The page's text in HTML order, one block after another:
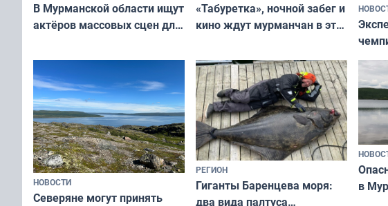
В Мурманской области ищут
актёров массовых сцен для
короткометражном фильме
«Табуретка», ночной забег и
кино ждут мурманчан в эти
НОВОСТИ
Северяне могут принять
РЕГИОН
Гиганты Баренцева моря:
два вида палтуса
в